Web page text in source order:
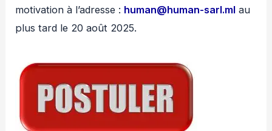
motivation à l’adresse : human@human-sarl.ml au
plus tard le 20 août 2025.